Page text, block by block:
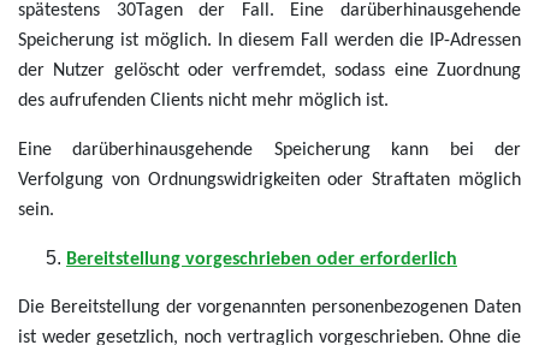
spätestens 30Tagen der Fall. Eine darüberhinausgehende
Speicherung ist möglich. In diesem Fall werden die IP-Adressen
der Nutzer gelöscht oder verfremdet, sodass eine Zuordnung
des aufrufenden Clients nicht mehr möglich ist.
Eine darüberhinausgehende Speicherung kann bei der
Verfolgung von Ordnungswidrigkeiten oder Straftaten möglich
sein.
Bereitstellung vorgeschrieben oder erforderlich
Die Bereitstellung der vorgenannten personenbezogenen Daten
ist weder gesetzlich, noch vertraglich vorgeschrieben. Ohne die